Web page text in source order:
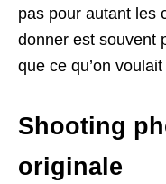
pas pour autant les
donner est souvent
que ce qu’on
Shooting
originale